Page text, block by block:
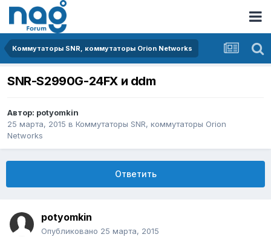
Коммутаторы SNR, коммутаторы Orion Networks
SNR-S2990G-24FX и ddm
Автор: potyomkin
25 марта, 2015 в Коммутаторы SNR, коммутаторы Orion
Networks
Ответить
potyomkin
Опубликовано 25 марта, 2015